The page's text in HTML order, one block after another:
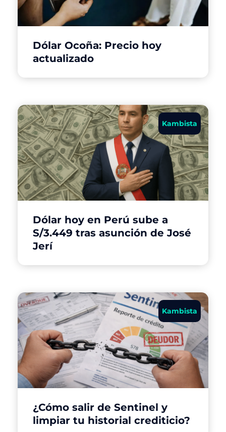
Dólar Ocoña: Precio hoy
actualizado
Kambista
Dólar hoy en Perú sube a
S/3.449 tras asunción de José
Jerí
Kambista
¿Cómo salir de Sentinel y
limpiar tu historial crediticio?